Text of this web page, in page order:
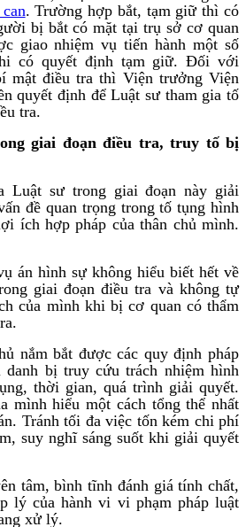
. Trường hợp bắt, tạm giữ thì có
bị bắt có mặt tại trụ sở cơ quan
giao nhiệm vụ tiến hành một số
có quyết định tạm giữ. Đối với
mật điều tra thì Viện trưởng Viện
quyết định để Luật sư tham gia tố
tra.
giai đoạn điều tra, truy tố bị
Luật sư trong giai đoạn này giải
đề quan trọng trong tố tụng hình
ích hợp pháp của thân chủ mình.
án hình sự không hiểu biết hết về
giai đoạn điều tra và không tự
của mình khi bị cơ quan có thẩm
nắm bắt được các quy định pháp
bị truy cứu trách nhiệm hình
thời gian, quá trình giải quyết.
mình hiểu một cách tổng thể nhất
Tránh tối đa việc tốn kém chi phí
suy nghĩ sáng suốt khi giải quyết
tâm, bình tĩnh đánh giá tính chất,
lý của hành vi vi phạm pháp luật
xử lý.